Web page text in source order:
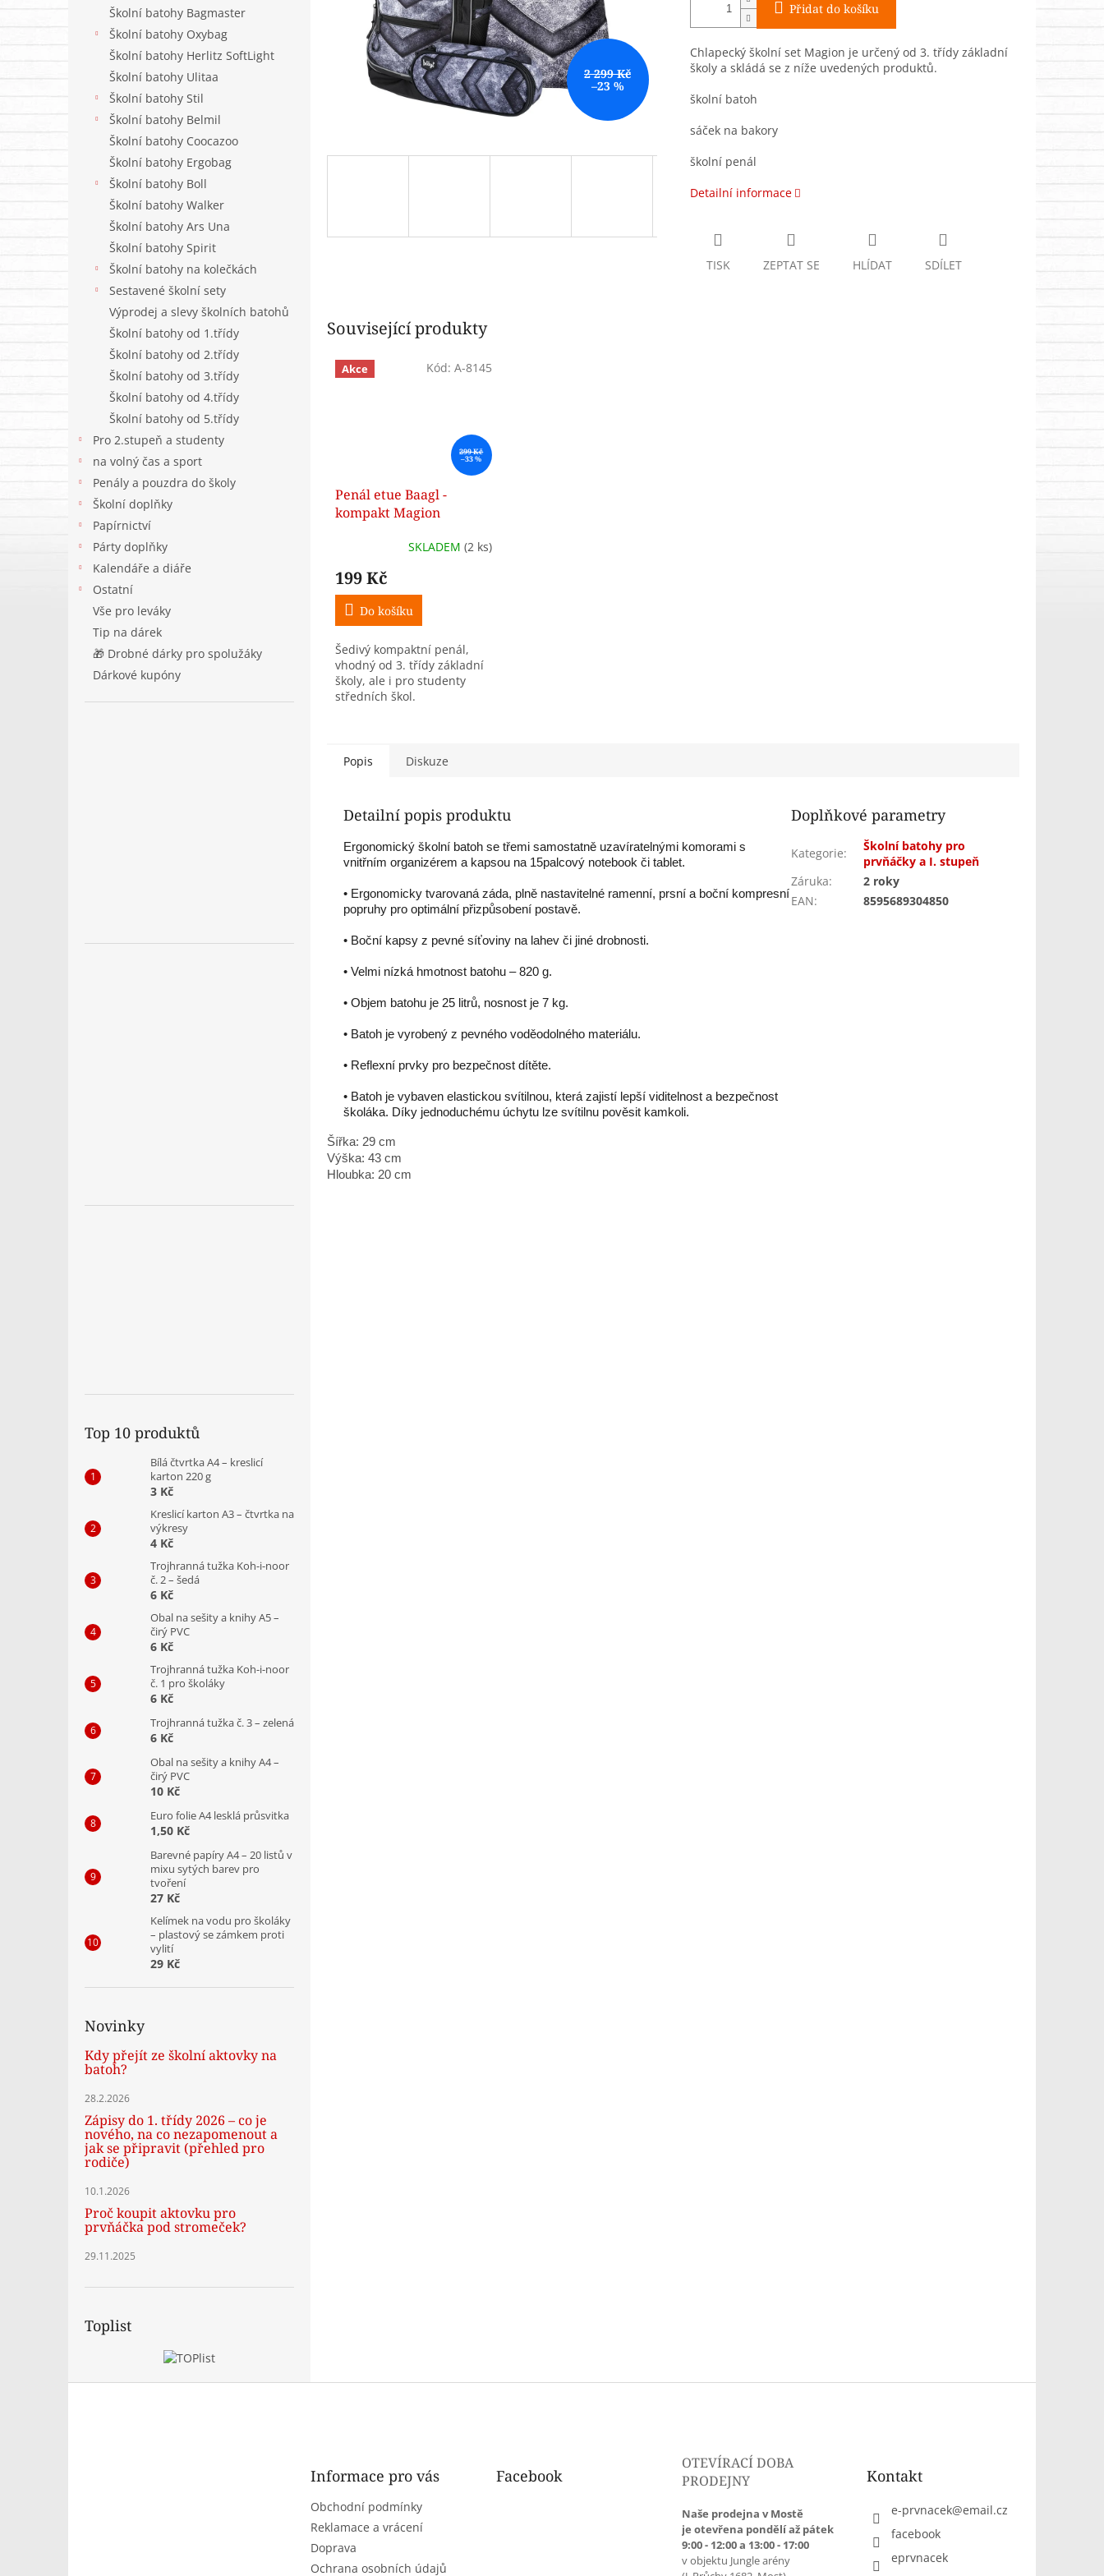
Školní batohy Bagmaster
Školní batohy Oxybag
Školní batohy Herlitz SoftLight
Školní batohy Ulitaa
Školní batohy Stil
Školní batohy Belmil
Školní batohy Coocazoo
Školní batohy Ergobag
Školní batohy Boll
Školní batohy Walker
Školní batohy Ars Una
Školní batohy Spirit
Školní batohy na kolečkách
Sestavené školní sety
Výprodej a slevy školních batohů
Školní batohy od 1.třídy
Školní batohy od 2.třídy
Školní batohy od 3.třídy
Školní batohy od 4.třídy
Školní batohy od 5.třídy
Pro 2.stupeň a studenty
na volný čas a sport
Penály a pouzdra do školy
Školní doplňky
Papírnictví
Párty doplňky
Kalendáře a diáře
Ostatní
Vše pro leváky
Tip na dárek
🎁 Drobné dárky pro spolužáky
Dárkové kupóny
Top 10 produktů
Bílá čtvrtka A4 – kreslicí
karton 220 g
3 Kč
Kreslicí karton A3 – čtvrtka na
výkresy
4 Kč
Trojhranná tužka Koh-i-noor
č. 2 – šedá
6 Kč
Obal na sešity a knihy A5 –
čirý PVC
6 Kč
Trojhranná tužka Koh-i-noor
č. 1 pro školáky
6 Kč
Trojhranná tužka č. 3 – zelená
6 Kč
Obal na sešity a knihy A4 –
čirý PVC
10 Kč
Euro folie A4 lesklá průsvitka
1,50 Kč
Barevné papíry A4 – 20 listů v
mixu sytých barev pro
tvoření
27 Kč
Kelímek na vodu pro školáky
– plastový se zámkem proti
vylití
29 Kč
Novinky
Kdy přejít ze školní aktovky na
batoh?
28.2.2026
Zápisy do 1. třídy 2026 – co je
nového, na co nezapomenout a
jak se připravit (přehled pro
rodiče)
10.1.2026
Proč koupit aktovku pro
prvňáčka pod stromeček?
29.11.2025
Toplist
2 299 Kč
–23 %
Přidat do košíku
Chlapecký školní set Magion je určený od 3. třídy základní
školy a skládá se z níže uvedených produktů.
školní batoh
sáček na bakory
školní penál
Detailní informace
TISK ZEPTAT SE HLÍDAT SDÍLET
Související produkty
Akce
299 Kč
–33 %
Penál etue Baagl -
kompakt Magion
SKLADEM (2 ks)
199 Kč
Do košíku
Šedivý kompaktní penál,
vhodný od 3. třídy základní
školy, ale i pro studenty
středních škol.
Kód: A-8145
Popis Diskuze
Detailní popis produktu
Ergonomický školní batoh se třemi samostatně uzavíratelnými komorami s
vnitřním organizérem a kapsou na 15palcový notebook či tablet.
• Ergonomicky tvarovaná záda, plně nastavitelné ramenní, prsní a boční kompresní
popruhy pro optimální přizpůsobení postavě.
• Boční kapsy z pevné síťoviny na lahev či jiné drobnosti.
• Velmi nízká hmotnost batohu – 820 g.
• Objem batohu je 25 litrů, nosnost je 7 kg.
• Batoh je vyrobený z pevného voděodolného materiálu.
• Reflexní prvky pro bezpečnost dítěte.
• Batoh je vybaven elastickou svítilnou, která zajistí lepší viditelnost a bezpečnost
školáka. Díky jednoduchému úchytu lze svítilnu pověsit kamkoli.
Šířka: 29 cm
Výška: 43 cm
Hloubka: 20 cm
Doplňkové parametry
Kategorie:
Školní batohy pro
prvňáčky a I. stupeň
Záruka:
2 roky
EAN: 8595689304850
Informace pro vás
Obchodní podmínky
Reklamace a vrácení
Doprava
Ochrana osobních údajů
Facebook
OTEVÍRACÍ DOBA
PRODEJNY
Naše prodejna v Mostě
je otevřena pondělí až pátek
9:00 - 12:00 a 13:00 - 17:00
v objektu Jungle arény
Kontakt
e-prvnacek@email.cz
facebook
eprvnacek